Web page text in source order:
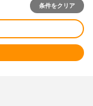
条件をクリア